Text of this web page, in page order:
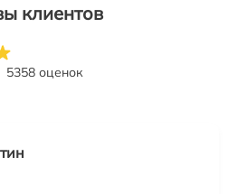
клиентов
5358 оценок